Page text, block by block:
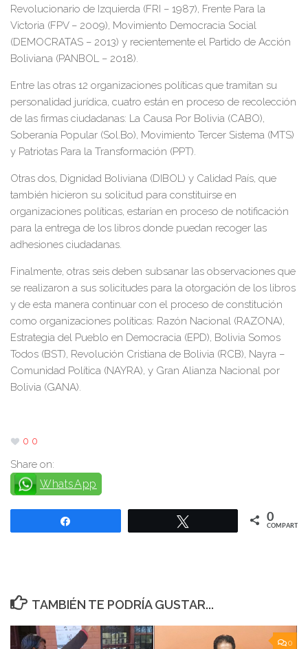
Revolucionario de Izquierda (FRI – 1987), Frente Para la
Victoria (FPV – 2009), Movimiento Democracia Social
(DEMOCRATAS – 2013) y recientemente el Partido de Acción
Boliviana (PANBOL – 2018).
Entre las otras 12 organizaciones políticas que tramitan su
personalidad jurídica, cuatro están en proceso de recolección
de las firmas ciudadanas: La Causa Por Bolivia (CABO),
Soberanía Popular (Sol.Bo), Movimiento Tercer Sistema (MTS)
y Patriotas Para la Transformación (PPT).
Otras dos, Dignidad Boliviana (DIBOL) y Calidad País, que
también hicieron su solicitud para constituirse en
organizaciones políticas, estarían en proceso de notificación
para la entrega de los libros donde puedan recoger las
adhesiones ciudadanas.
Finalmente, otras seis deben subsanar las observaciones que
se realizaron a sus solicitudes para la otorgación de los libros
y de esta manera continuar con el proceso de constitución
como organizaciones políticas: Razón Nacional (RAZONA),
Estrategia del Pueblo en Democracia (EPD), Bolivia Somos
Todos (BST), Revolución Cristiana de Bolivia (RCB), Nayra –
Comunidad Política (NAYRA), y Gran Alianza Nacional por
Bolivia (GANA).
0 0
Share on:
WhatsApp
0
COMPARTIR
TAMBIÉN TE PODRÍA GUSTAR...
0